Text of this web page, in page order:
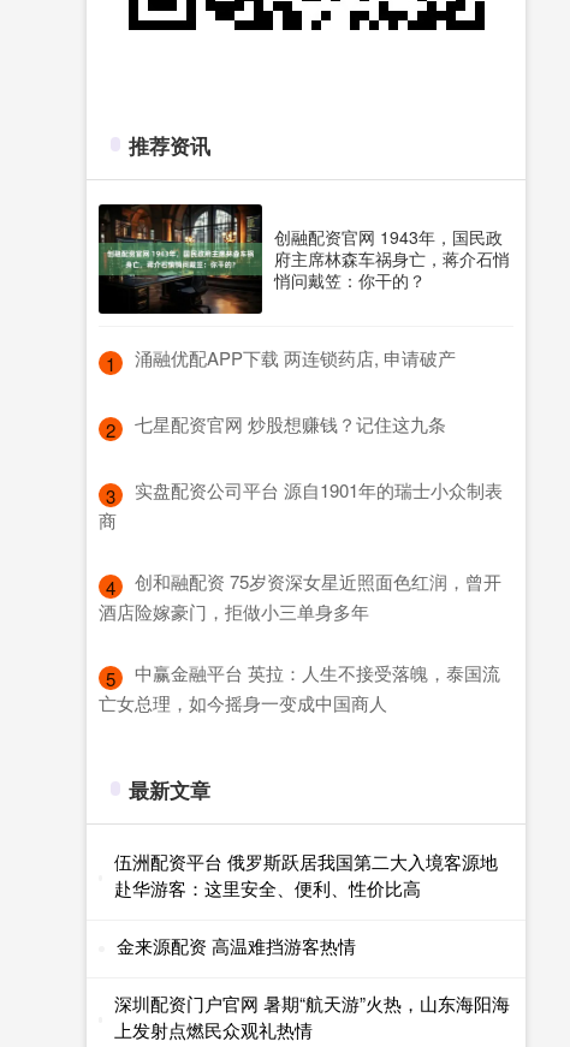
推荐资讯
创融配资官网 1943年，国民政
府主席林森车祸身亡，蒋介石悄
悄问戴笠：你干的？
1 ​涌融优配APP下载 两连锁药店, 申请破产
2 ​七星配资官网 炒股想赚钱？记住这九条
3
​实盘配资公司平台 源自1901年的瑞士小众制表
商
4
​创和融配资 75岁资深女星近照面色红润，曾开
酒店险嫁豪门，拒做小三单身多年
5
​中赢金融平台 英拉：人生不接受落魄，泰国流
亡女总理，如今摇身一变成中国商人
最新文章
伍洲配资平台 俄罗斯跃居我国第二大入境客源地
赴华游客：这里安全、便利、性价比高
金来源配资 高温难挡游客热情
深圳配资门户官网 暑期“航天游”火热，山东海阳海
上发射点燃民众观礼热情